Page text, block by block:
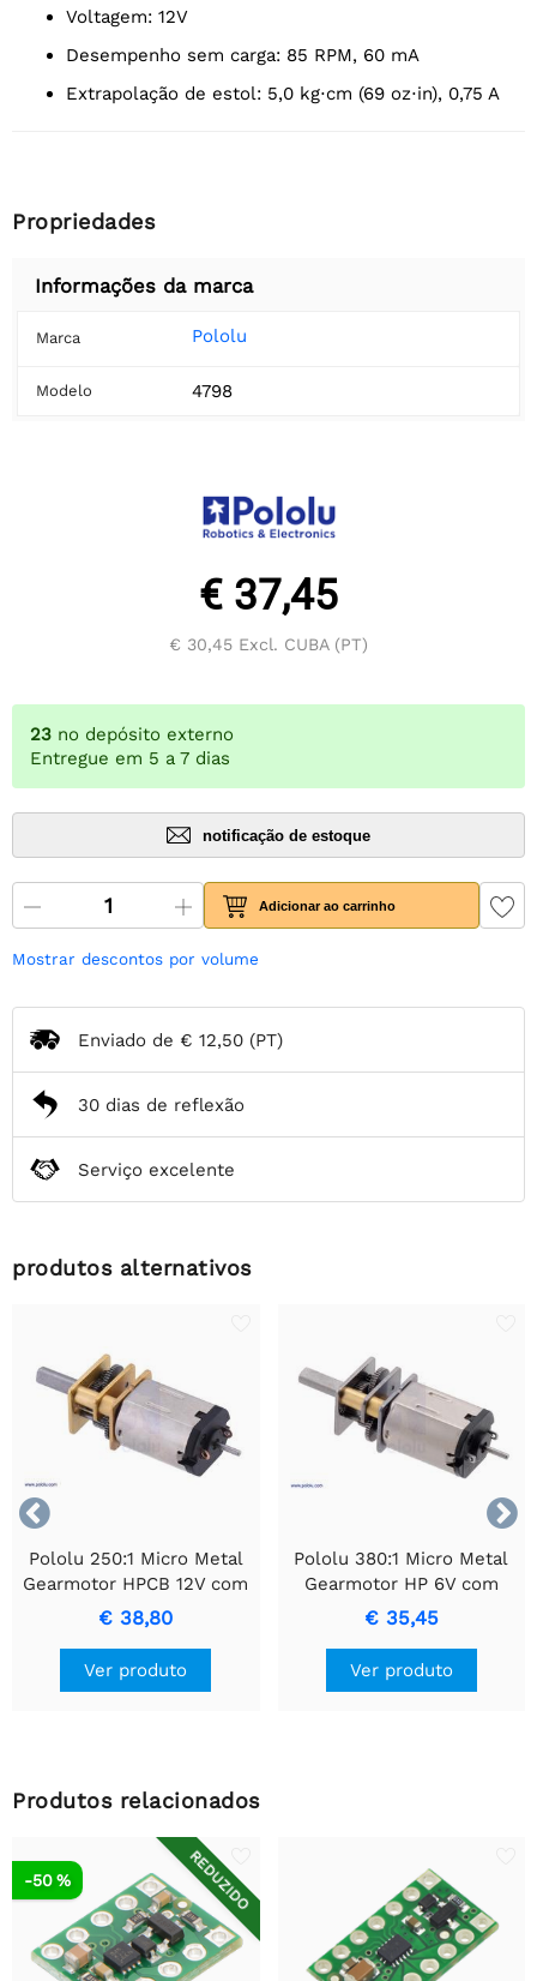
Voltagem: 12V
desempenho sem carga: 85 RPM, 60 mA
extrapolação de estol: 5,0 kg⋅cm (69 oz⋅in), 0,75 A
Propriedades
Informações da marca
Marca Pololu
Modelo 4798
€ 37,45
€ 30,45 Excl. CUBA (PT)
23 no depósito externo
Entregue em 5 a 7 dias
notificação de estoque
Adicionar ao carrinho
Mostrar descontos por volume
Enviado de € 12,50 (PT)
30 dias de reflexão
Serviço excelente
produtos alternativos


Pololu 250:1 Micro Metal
Gearmotor HPCB 12V com
Eixo do Motor Estendido
€ 38,80
Ver produto
Pololu 380:1 Micro Metal
Gearmotor HP 6V com
Eixo do Motor Estendido
€ 35,45
Ver produto
Produtos relacionados
REDUZIDO
-50 %